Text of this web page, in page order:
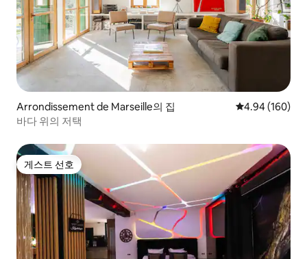
Arrondissement de Marseille의 집 평점 4.94점(5
4.94 (160)
바다 위의 저택
게스트 선호
게스트 선호